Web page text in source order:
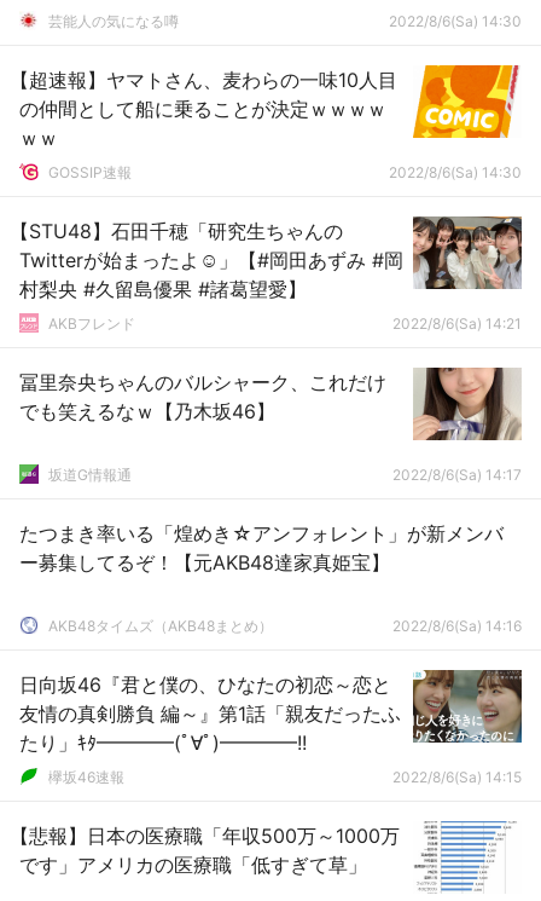
芸能人の気になる噂 2022/8/6(Sa) 14:30
【超速報】ヤマトさん、麦わらの一味10人目
の仲間として船に乗ることが決定ｗｗｗｗ
ｗｗ
GOSSIP速報 2022/8/6(Sa) 14:30
【STU48】石田千穂「研究生ちゃんの
Twitterが始まったよ☺」【#岡田あずみ #岡
村梨央 #久留島優果 #諸葛望愛】
AKBフレンド 2022/8/6(Sa) 14:21
冨里奈央ちゃんのバルシャーク、これだけ
でも笑えるなｗ【乃木坂46】
坂道G情報通 2022/8/6(Sa) 14:17
たつまき率いる「煌めき☆アンフォレント」が新メンバ
ー募集してるぞ！【元AKB48達家真姫宝】
AKB48タイムズ（AKB48まとめ） 2022/8/6(Sa) 14:16
日向坂46『君と僕の、ひなたの初恋～恋と
友情の真剣勝負 編～』第1話「親友だったふ
たり」ｷﾀ━━━━(ﾟ∀ﾟ)━━━━!!
欅坂46速報 2022/8/6(Sa) 14:15
【悲報】日本の医療職「年収500万～1000万
です」アメリカの医療職「低すぎて草」